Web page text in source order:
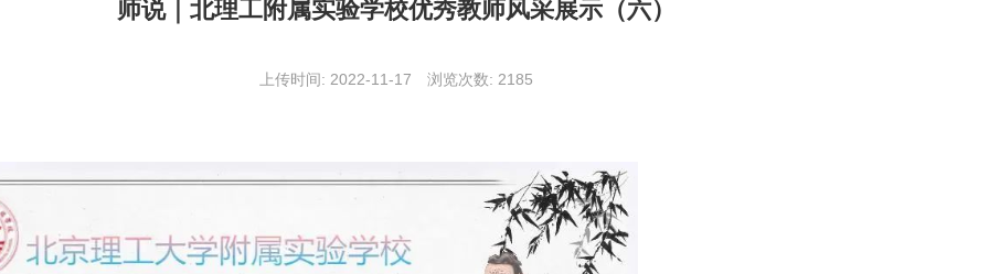
师说｜北理工附属实验学校优秀教师风采展示（六）
上传时间: 2022-11-17 浏览次数: 2185